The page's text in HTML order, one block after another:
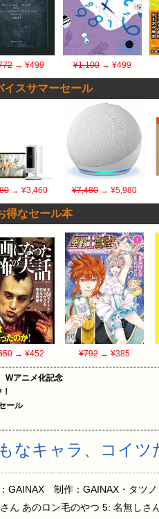
→ ¥499 ¥1,100→ ¥499
スサマーセール
→ ¥3,460 ¥7,480→ ¥5,980
得なセール本
→ ¥452 ¥792→ ¥385
Wアニメ化記念
ール
なキャラ、コイツ
GAINAX 制作：GAINAX・タツ
ん あのロン毛のやつ 5: 名無しさ